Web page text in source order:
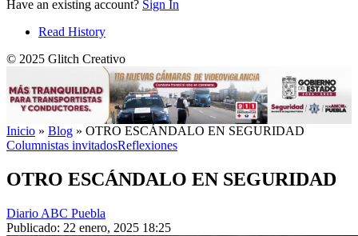
Have an existing account? Sign In
Read History
© 2025 Glitch Creativo
Inicio » Blog » OTRO ESCÁNDALO EN SEGURIDAD
Columnistas invitadosReflexiones
OTRO ESCÁNDALO EN SEGURIDAD
Diario ABC Puebla
Publicado: 22 enero, 2025 18:25